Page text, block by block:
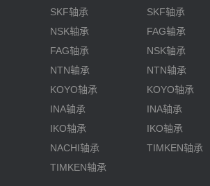
SKF轴承
NSK轴承
FAG轴承
NTN轴承
KOYO轴承
INA轴承
IKO轴承
NACHI轴承
TIMKEN轴承
SKF轴承
FAG轴承
NSK轴承
NTN轴承
KOYO轴承
INA轴承
IKO轴承
TIMKEN轴承